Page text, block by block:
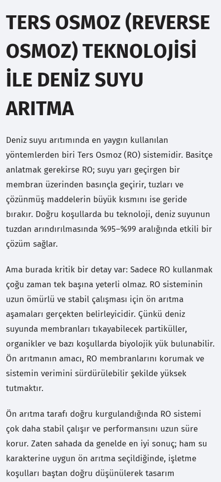
TERS OSMOZ (REVERSE
OSMOZ) TEKNOLOJISI
ILE DENIZ SUYU
ARITMA
Deniz suyu arıtımında en yaygın kullanılan
yöntemlerden biri Ters Osmoz (RO) sistemidir. Basitçe
anlatmak gerekirse RO; suyu yarı geçirgen bir
membran üzerinden basınçla geçirir, tuzları ve
çözünmüş maddelerin büyük kısmını ise geride
bırakır. Doğru koşullarda bu teknoloji, deniz suyunun
tuzdan arındırılmasında %95–%99 aralığında etkili bir
çözüm sağlar.
Ama burada kritik bir detay var: Sadece RO kullanmak
çoğu zaman tek başına yeterli olmaz. RO sisteminin
uzun ömürlü ve stabil çalışması için ön arıtma
aşamaları gerçekten belirleyicidir. Çünkü deniz
suyunda membranları tıkayabilecek partiküller,
organikler ve bazı koşullarda biyolojik yük bulunabilir.
Ön arıtmanın amacı, RO membranlarını korumak ve
sistemin verimini sürdürülebilir şekilde yüksek
tutmaktır.
Ön arıtma tarafı doğru kurgulandığında RO sistemi
çok daha stabil çalışır ve performansını uzun süre
korur. Zaten sahada da genelde en iyi sonuç; ham su
karakterine uygun ön arıtma seçildiğinde, işletme
koşulları baştan doğru düşünülerek tasarım